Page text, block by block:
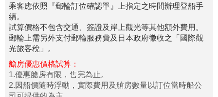
乘客應依照『郵輪訂位確認單』上指定之時間辦理登船手
續。
試算價格不包含交通、簽證及岸上觀光等其他額外費用。
郵輪上需另外支付郵輪服務費及日本政府徵收之「國際觀
光旅客稅」。
艙房優惠價格試算：
1.優惠艙房有限，售完為止。
2.因船價隨時浮動，實際費用及艙房數量以訂位當時船公